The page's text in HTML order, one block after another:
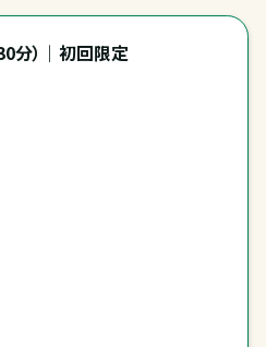
分）｜初回限定